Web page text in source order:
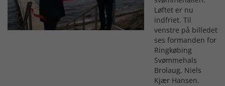
Løftet er nu
indfriet. Til
venstre på billedet
ses formanden for
Ringkøbing
Svømmehals
Brolaug, Niels
Kjær Hansen.